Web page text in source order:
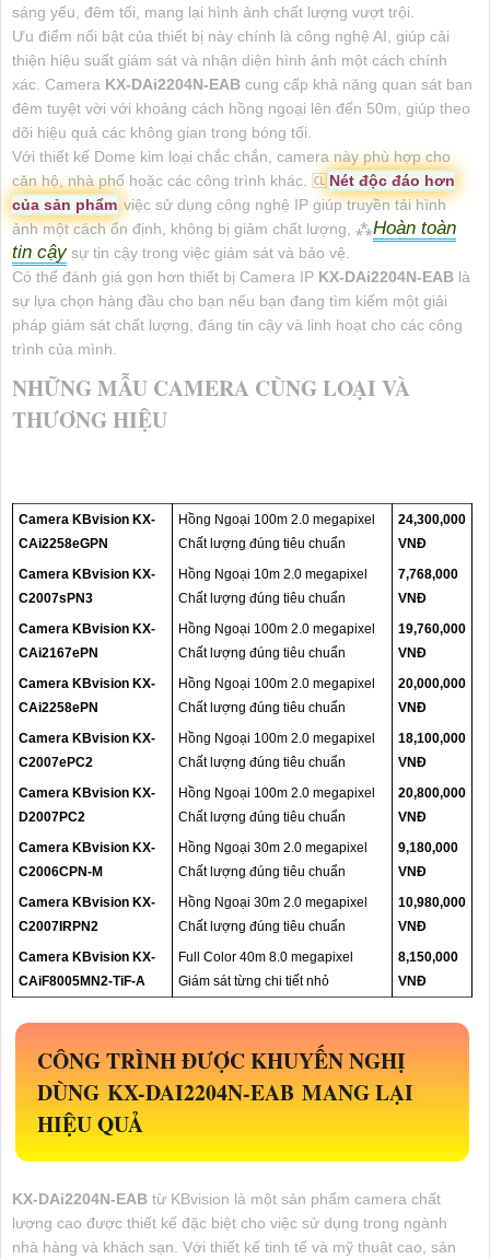
sáng yếu, đêm tối, mang lại hình ảnh chất lượng vượt trội.
Ưu điểm nổi bật của thiết bị này chính là công nghệ AI, giúp cải
thiện hiệu suất giám sát và nhận diện hình ảnh một cách chính
xác. Camera KX-DAi2204N-EAB cung cấp khả năng quan sát ban
đêm tuyệt vời với khoảng cách hồng ngoại lên đến 50m, giúp theo
dõi hiệu quả các không gian trong bóng tối.
Với thiết kế Dome kim loại chắc chắn, camera này phù hợp cho
căn hộ, nhà phố hoặc các công trình khác. 🆑 Nét độc đáo hơn
của sản phẩm việc sử dụng công nghệ IP giúp truyền tải hình
ảnh một cách ổn định, không bị giảm chất lượng, ⁂Hoàn toàn
tin cậysự tin cậy trong việc giám sát và bảo vệ.
Có thể đánh giá gọn hơn thiết bị Camera IP KX-DAi2204N-EAB là
sự lựa chọn hàng đầu cho bạn nếu bạn đang tìm kiếm một giải
pháp giám sát chất lượng, đáng tin cậy và linh hoạt cho các công
trình của mình.
NHỮNG MẪU CAMERA CÙNG LOẠI VÀ
THƯƠNG HIỆU
Camera KBvision KX-
CAi2258eGPN
Hồng Ngoại 100m 2.0 megapixel
Chất lượng đúng tiêu chuẩn
24,300,000
VNĐ
Camera KBvision KX-
C2007sPN3
Hồng Ngoại 10m 2.0 megapixel
Chất lượng đúng tiêu chuẩn
7,768,000
VNĐ
Camera KBvision KX-
CAi2167ePN
Hồng Ngoại 100m 2.0 megapixel
Chất lượng đúng tiêu chuẩn
19,760,000
VNĐ
Camera KBvision KX-
CAi2258ePN
Hồng Ngoại 100m 2.0 megapixel
Chất lượng đúng tiêu chuẩn
20,000,000
VNĐ
Camera KBvision KX-
C2007ePC2
Hồng Ngoại 100m 2.0 megapixel
Chất lượng đúng tiêu chuẩn
18,100,000
VNĐ
Camera KBvision KX-
D2007PC2
Hồng Ngoại 100m 2.0 megapixel
Chất lượng đúng tiêu chuẩn
20,800,000
VNĐ
Camera KBvision KX-
C2006CPN-M
Hồng Ngoại 30m 2.0 megapixel
Chất lượng đúng tiêu chuẩn
9,180,000
VNĐ
Camera KBvision KX-
C2007IRPN2
Hồng Ngoại 30m 2.0 megapixel
Chất lượng đúng tiêu chuẩn
10,980,000
VNĐ
Camera KBvision KX-
CAiF8005MN2-TiF-A
Full Color 40m 8.0 megapixel
Giám sát từng chi tiết nhỏ
8,150,000
VNĐ
CÔNG TRÌNH ĐƯỢC KHUYẾN NGHỊ
DÙNG KX-DAI2204N-EAB MANG LẠI
HIỆU QUẢ
KX-DAi2204N-EAB từ KBvision là một sản phẩm camera chất
lượng cao được thiết kế đặc biệt cho việc sử dụng trong ngành
nhà hàng và khách sạn. Với thiết kế tinh tế và mỹ thuật cao, sản